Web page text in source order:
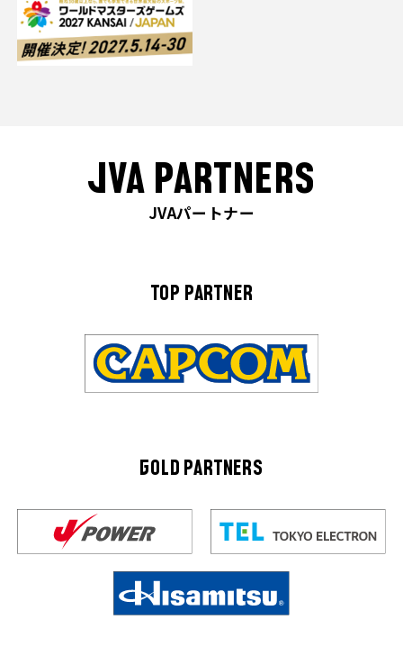
JVA PARTNERS
JVAパートナー
TOP PARTNER
GOLD PARTNERS